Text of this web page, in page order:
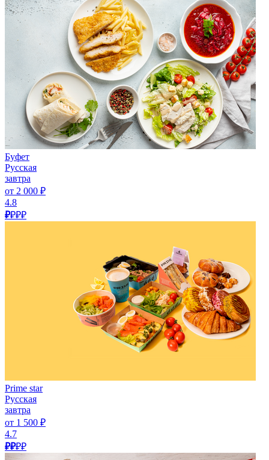
Буфет
Русская
завтра
от 2 000 ₽
4.8
₽₽₽₽
Prime star
Русская
завтра
от 1 500 ₽
4.7
₽₽₽₽